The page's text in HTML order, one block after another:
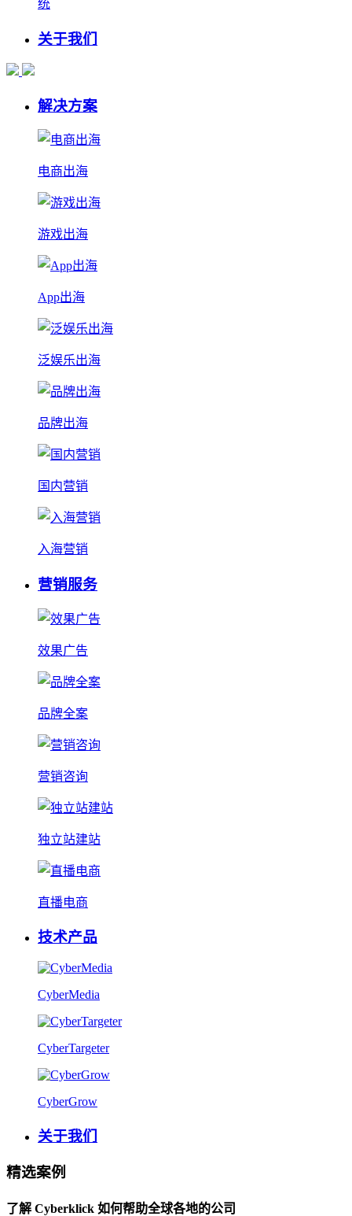
统
关于我们
解决方案
电商出海
游戏出海
App出海
泛娱乐出海
品牌出海
国内营销
入海营销
营销服务
效果广告
品牌全案
营销咨询
独立站建站
直播电商
技术产品
CyberMedia
CyberTargeter
CyberGrow
关于我们
精选案例
了解 Cyberklick 如何帮助全球各地的公司